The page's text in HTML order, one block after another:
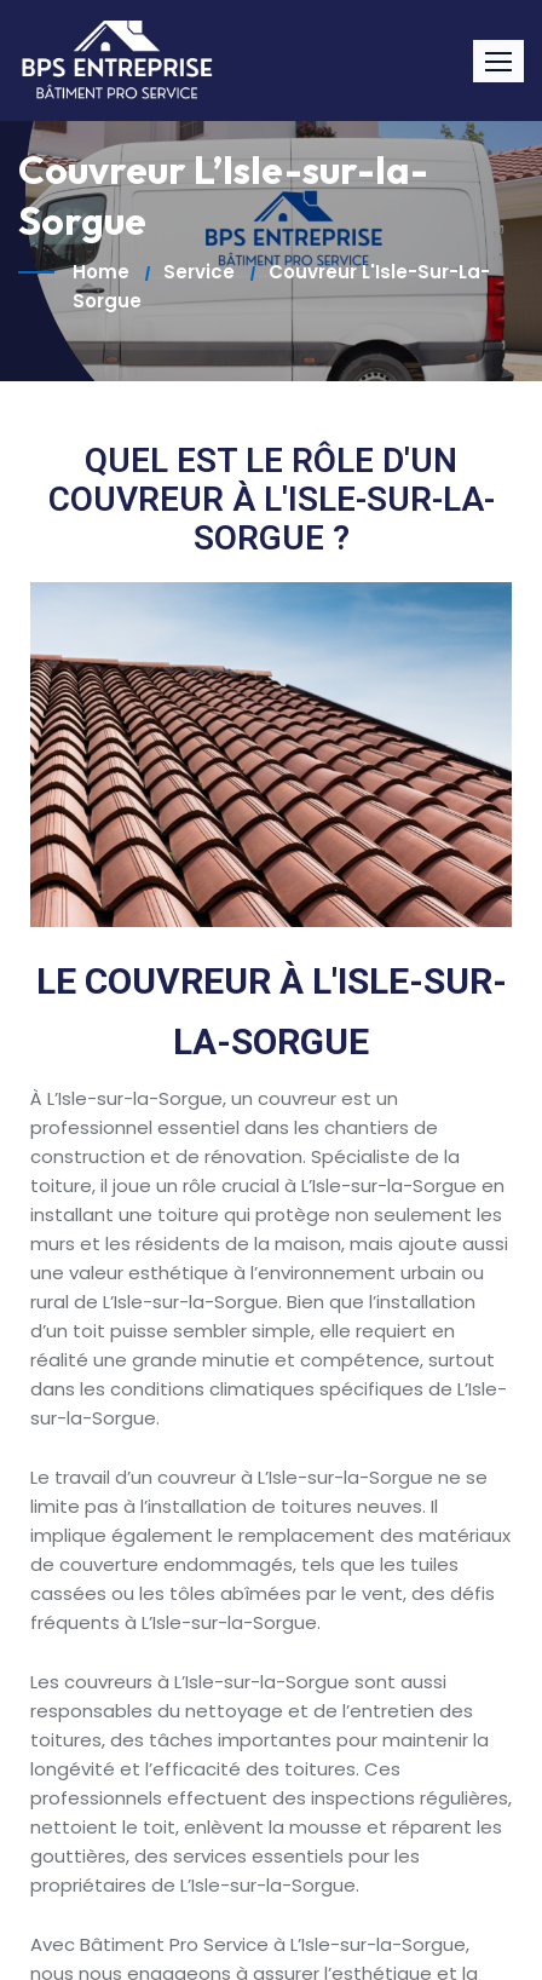
Couvreur L’Isle-sur-la-
Sorgue
Home Service
Couvreur L'Isle-Sur-La-
Sorgue
QUEL EST LE RÔLE D'UN
COUVREUR À L'ISLE-SUR-LA-
SORGUE ?
LE COUVREUR À L'ISLE-SUR-
LA-SORGUE
À L’Isle-sur-la-Sorgue, un couvreur est un
professionnel essentiel dans les chantiers de
construction et de rénovation. Spécialiste de la
toiture, il joue un rôle crucial à L’Isle-sur-la-Sorgue en
installant une toiture qui protège non seulement les
murs et les résidents de la maison, mais ajoute aussi
une valeur esthétique à l’environnement urbain ou
rural de L’Isle-sur-la-Sorgue. Bien que l’installation
d’un toit puisse sembler simple, elle requiert en
réalité une grande minutie et compétence, surtout
dans les conditions climatiques spécifiques de L’Isle-
sur-la-Sorgue.
Le travail d’un couvreur à L’Isle-sur-la-Sorgue ne se
limite pas à l’installation de toitures neuves. Il
implique également le remplacement des matériaux
de couverture endommagés, tels que les tuiles
cassées ou les tôles abîmées par le vent, des défis
fréquents à L’Isle-sur-la-Sorgue.
Les couvreurs à L’Isle-sur-la-Sorgue sont aussi
responsables du nettoyage et de l’entretien des
toitures, des tâches importantes pour maintenir la
longévité et l’efficacité des toitures. Ces
professionnels effectuent des inspections régulières,
nettoient le toit, enlèvent la mousse et réparent les
gouttières, des services essentiels pour les
propriétaires de L’Isle-sur-la-Sorgue.
Avec Bâtiment Pro Service à L’Isle-sur-la-Sorgue,
nous nous engageons à assurer l’esthétique et la